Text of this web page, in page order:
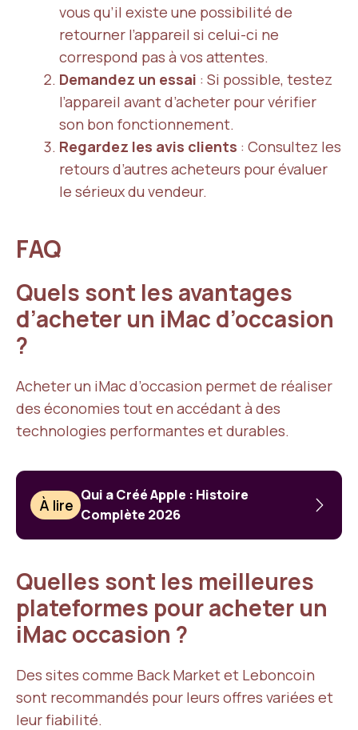
vous qu’il existe une possibilité de
retourner l’appareil si celui-ci ne
correspond pas à vos attentes.
Demandez un essai : Si possible, testez
l’appareil avant d’acheter pour vérifier
son bon fonctionnement.
Regardez les avis clients : Consultez les
retours d’autres acheteurs pour évaluer
le sérieux du vendeur.
FAQ
Quels sont les avantages
d’acheter un iMac d’occasion
?
Acheter un iMac d’occasion permet de réaliser
des économies tout en accédant à des
technologies performantes et durables.
À lire
Qui a Créé Apple : Histoire
Complète 2026
Quelles sont les meilleures
plateformes pour acheter un
iMac occasion ?
Des sites comme Back Market et Leboncoin
sont recommandés pour leurs offres variées et
leur fiabilité.